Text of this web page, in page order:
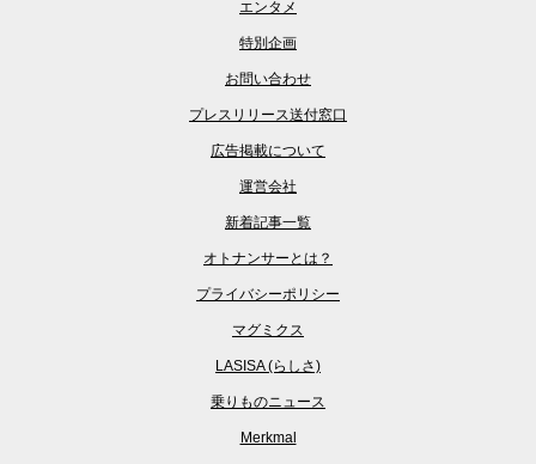
エンタメ
特別企画
お問い合わせ
プレスリリース送付窓口
広告掲載について
運営会社
新着記事一覧
オトナンサーとは？
プライバシーポリシー
マグミクス
LASISA (らしさ)
乗りものニュース
Merkmal